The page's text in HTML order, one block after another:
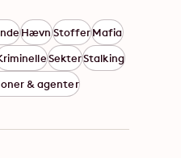
HævnStofferMafia
SekterStalking
& agenter